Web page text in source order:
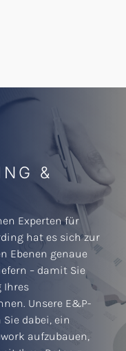
&
Experten für
hat es sich zur
Ebenen genaue
– damit Sie
Ihres
Unsere E&P-
dabei, ein
aufzubauen,